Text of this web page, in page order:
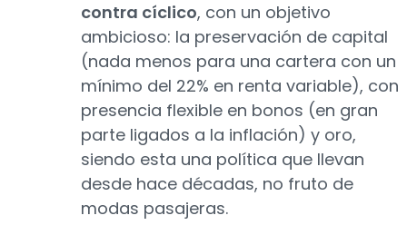
contra cíclico, con un objetivo
ambicioso: la preservación de capital
(nada menos para una cartera con un
mínimo del 22% en renta variable), con
presencia flexible en bonos (en gran
parte ligados a la inflación) y oro,
siendo esta una política que llevan
desde hace décadas, no fruto de
modas pasajeras.